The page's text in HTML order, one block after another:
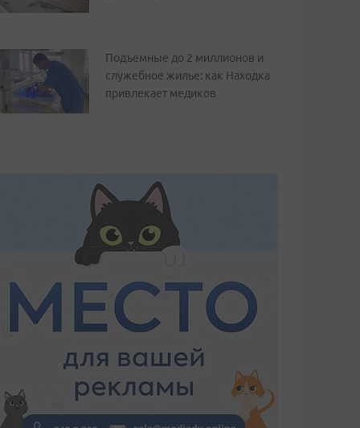
Подъемные до 2 миллионов и
служебное жилье: как Находка
привлекает медиков